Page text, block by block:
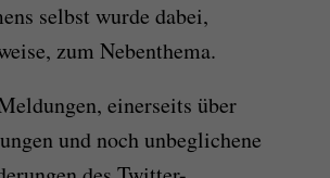
selbst wurde dabei,
zum Nebenthema.
einerseits über
und noch unbeglichene